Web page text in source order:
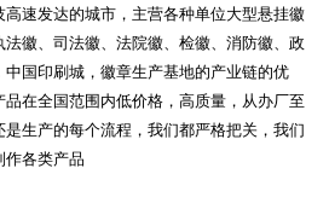
速发达的城市，主营各种单位大型悬挂徽
徽、司法徽、法院徽、检徽、消防徽、政
国印刷城，徽章生产基地的产业链的优
在全国范围内低价格，高质量，从办厂至
生产的每个流程，我们都严格把关，我们
作各类产品